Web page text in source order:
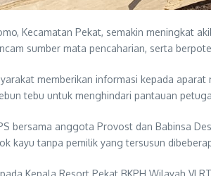
Kecamatan Pekat, semakin meningkat
sumber mata pencaharian, serta
memberikan informasi kepada
tebu untuk menghindari pantauan
bersama anggota Provost dan Babinsa
kayu tanpa pemilik yang tersusun
Kepala Resort Pekat BKPH Wilayah VI